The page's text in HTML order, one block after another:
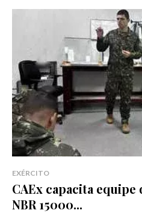
EXÉRCITO
CAEx capacita equipe
NBR 15000...